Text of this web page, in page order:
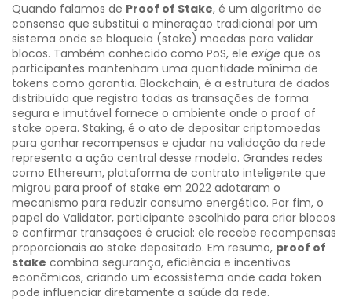
Quando falamos de Proof of Stake, é um algoritmo de
consenso que substitui a mineração tradicional por um
sistema onde se bloqueia (stake) moedas para validar
blocos. Também conhecido como PoS, ele exige que os
participantes mantenham uma quantidade mínima de
tokens como garantia. Blockchain, é a estrutura de dados
distribuída que registra todas as transações de forma
segura e imutável fornece o ambiente onde o proof of
stake opera. Staking, é o ato de depositar criptomoedas
para ganhar recompensas e ajudar na validação da rede
representa a ação central desse modelo. Grandes redes
como Ethereum, plataforma de contrato inteligente que
migrou para proof of stake em 2022 adotaram o
mecanismo para reduzir consumo energético. Por fim, o
papel do Validator, participante escolhido para criar blocos
e confirmar transações é crucial: ele recebe recompensas
proporcionais ao stake depositado. Em resumo, proof of
stake combina segurança, eficiência e incentivos
econômicos, criando um ecossistema onde cada token
pode influenciar diretamente a saúde da rede.